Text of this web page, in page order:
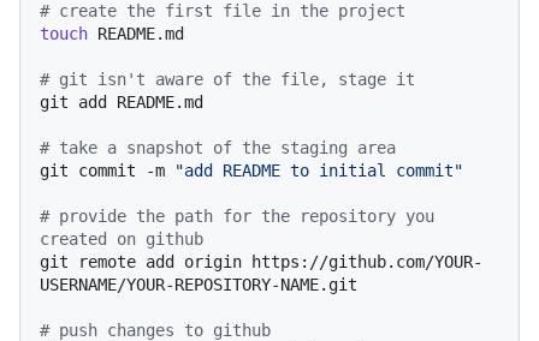
# create the first file in the project
touch README.md
# git isn't aware of the file, stage it
git add README.md
# take a snapshot of the staging area
git commit -m
"add README to initial commit"
# provide the path for the repository you
created on github
git remote add origin https://github.com/YOUR-
USERNAME/YOUR-REPOSITORY-NAME.git
# push changes to github